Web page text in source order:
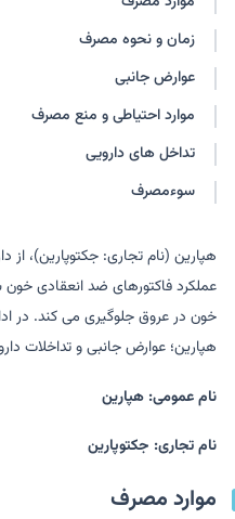
هپالیز
زمان و نحوه مصرف
عوارض جانبی
موارد احتیاطی و منع مصرف
تداخل های دارویی
سوءمصرف
هپارین (نام تجاری: جکتوپارین)،
عملکرد فاکتورهای ضد انعقادی
خون در عروق جلوگیری می کند. در
هپارین؛ عوارض جانبی و تداخلات
نام عمومی: هپارین
نام تجاری: جکتوپارین
موارد مصرف